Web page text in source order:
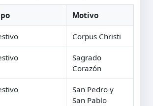
Motivo
Corpus Christi
Sagrado
Corazón
San Pedro y
San Pablo